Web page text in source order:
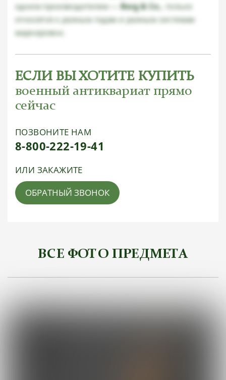
одним производителем —Berg & Co. , только
относятся к разным годам и разным системам
маркировки.
ЕСЛИ ВЫ ХОТИТЕ КУПИТЬ
военный антиквариат прямо
сейчас
ПОЗВОНИТЕ НАМ
8-800-222-19-41
ИЛИ ЗАКАЖИТЕ
ОБРАТНЫЙ ЗВОНОК
ВСЕ ФОТО ПРЕДМЕТА